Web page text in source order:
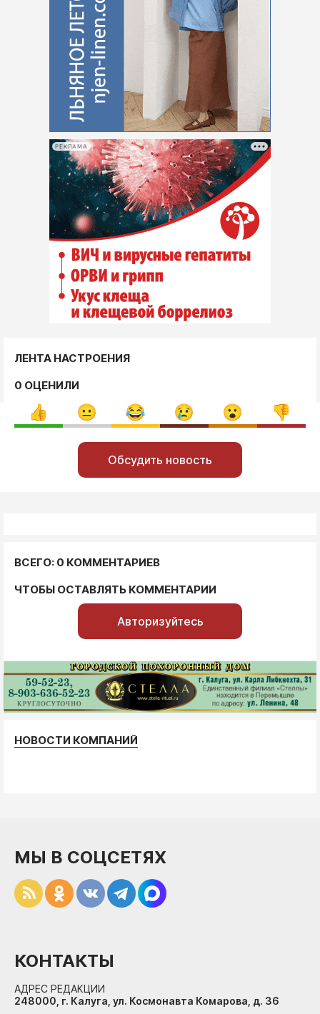
РЕКЛАМА
ЛЕНТА НАСТРОЕНИЯ
0 ОЦЕНИЛИ
Обсудить новость
ВСЕГО: 0 КОММЕНТАРИЕВ
ЧТОБЫ ОСТАВЛЯТЬ КОММЕНТАРИИ
Авторизуйтесь
НОВОСТИ КОМПАНИЙ
МЫ В СОЦСЕТЯХ
КОНТАКТЫ
АДРЕС РЕДАКЦИИ
248000, г. Калуга, ул. Космонавта Комарова, д. 36